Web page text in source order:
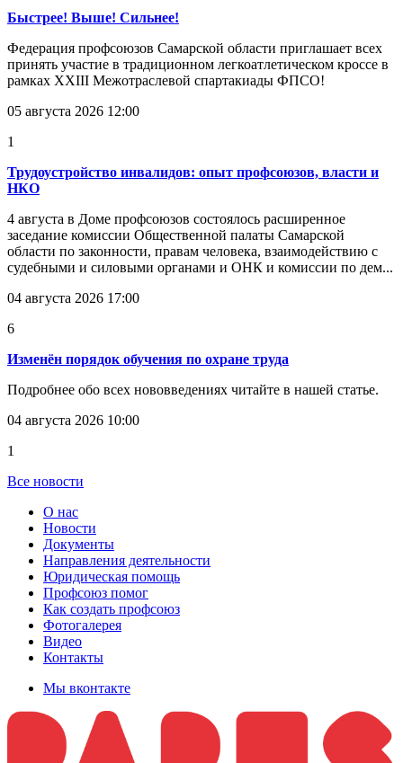
Быстрее! Выше! Сильнее!
Федерация профсоюзов Самарской области приглашает всех
принять участие в традиционном легкоатлетическом кроссе в
рамках XXIII Межотраслевой спартакиады ФПСО!
05 августа 2026 12:00
1
Трудоустройство инвалидов: опыт профсоюзов, власти и
НКО
4 августа в Доме профсоюзов состоялось расширенное
заседание комиссии Общественной палаты Самарской
области по законности, правам человека, взаимодействию с
судебными и силовыми органами и ОНК и комиссии по дем...
04 августа 2026 17:00
6
Изменён порядок обучения по охране труда
Подробнее обо всех нововведениях читайте в нашей статье.
04 августа 2026 10:00
1
Все новости
О нас
Новости
Документы
Направления деятельности
Юридическая помощь
Профсоюз помог
Как создать профсоюз
Фотогалерея
Видео
Контакты
Мы вконтакте